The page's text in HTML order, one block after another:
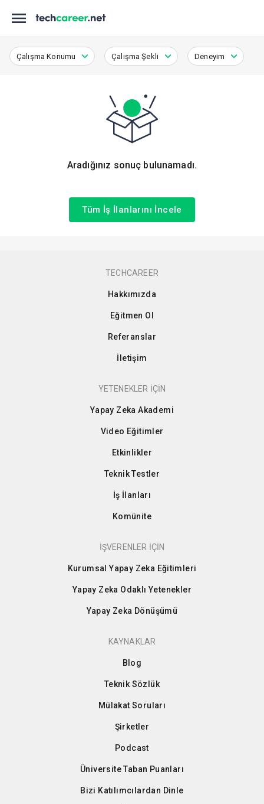
Çalışma Konumu Çalışma Şekli Deneyim
Aradığınız sonuç bulunamadı.
Tüm İş İlanlarını İncele
TECHCAREER
Hakkımızda
Eğitmen Ol
Referanslar
İletişim
YETENEKLER İÇİN
Yapay Zeka Akademi
Video Eğitimler
Etkinlikler
Teknik Testler
İş İlanları
Komünite
İŞVERENLER İÇİN
Kurumsal Yapay Zeka Eğitimleri
Yapay Zeka Odaklı Yetenekler
Yapay Zeka Dönüşümü
KAYNAKLAR
Blog
Teknik Sözlük
Mülakat Soruları
Şirketler
Podcast
Üniversite Taban Puanları
Bizi Katılımcılardan Dinle